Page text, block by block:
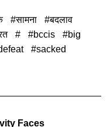
सामना
बदलाव
bccis
big
sacked
Faces